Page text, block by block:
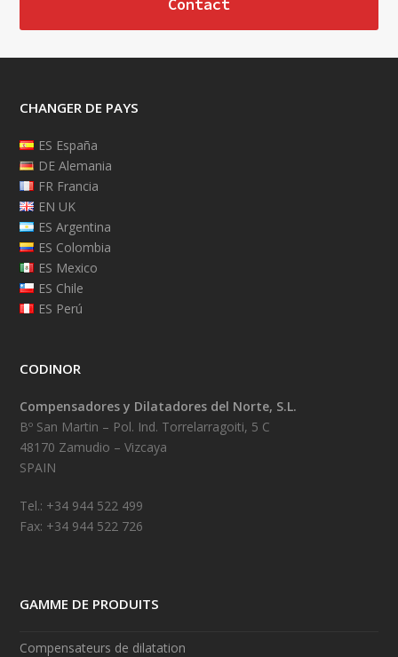
Contact
CHANGER DE PAYS
ES España
DE Alemania
FR Francia
EN UK
ES Argentina
ES Colombia
ES Mexico
ES Chile
ES Perú
CODINOR
Compensadores y Dilatadores del Norte, S.L.
Bº San Martin – Pol. Ind. Torrelarragoiti, 5 C
48170 Zamudio – Vizcaya
SPAIN
Tel.: +34 944 522 499
Fax: +34 944 522 726
GAMME DE PRODUITS
Compensateurs de dilatation